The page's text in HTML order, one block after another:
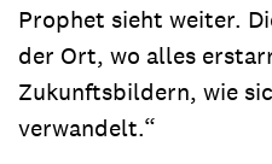
Prophet sieht weiter.
der Ort, wo alles
Zukunftsbildern, wie
verwandelt.“